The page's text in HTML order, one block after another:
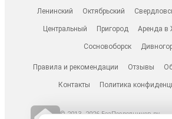
Ленинский Октябрьский
Центральный Пригород Аренда в
Сосновоборск
Правила и рекомендации Отзывы
Контакты Политика
© 2013–2026 БезПосредников.ру